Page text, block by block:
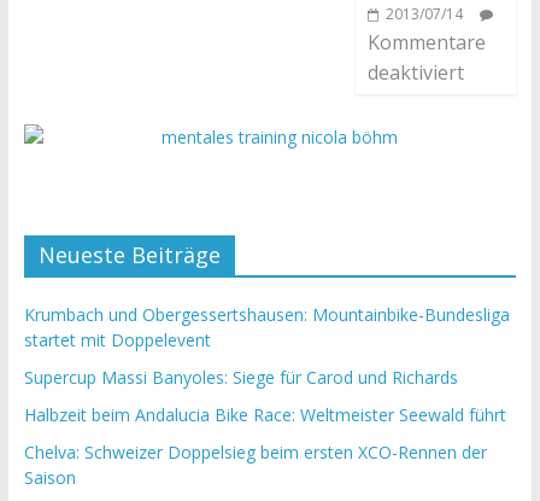
2013/07/14
Kommentare
deaktiviert
Neueste Beiträge
Krumbach und Obergessertshausen: Mountainbike-Bundesliga
startet mit Doppelevent
Supercup Massi Banyoles: Siege für Carod und Richards
Halbzeit beim Andalucia Bike Race: Weltmeister Seewald führt
Chelva: Schweizer Doppelsieg beim ersten XCO-Rennen der
Saison